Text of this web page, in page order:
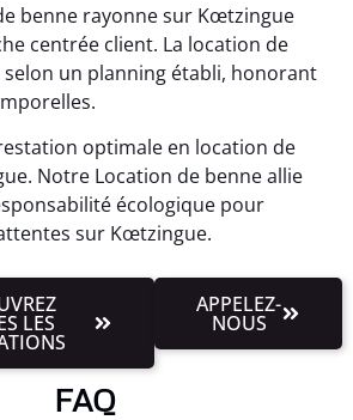
benne rayonne sur Kœtzingue
centrée client. La location de
selon un planning établi, honorant
optimale en location de
Notre Location de benne allie
écologique pour
sur Kœtzingue.
LES
APPELEZ-
NOUS
FAQ